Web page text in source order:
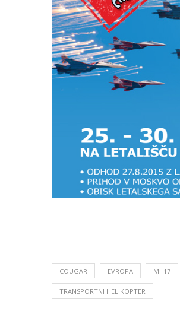
COUGAR EVROPA MI-17
TRANSPORTNI HELIKOPTER